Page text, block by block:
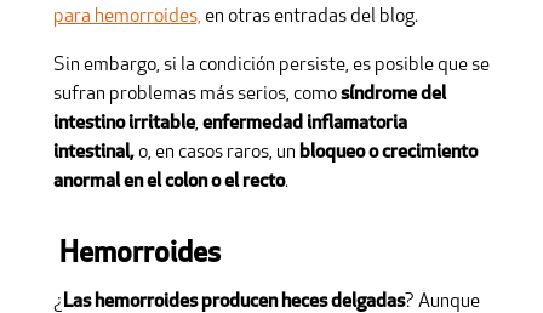
para hemorroides, en otras entradas del blog.
Sin embargo, si la condición persiste, es posible que se
sufran problemas más serios, comosíndrome del
intestino irritable, enfermedad inflamatoria
intestinal, o, en casos raros, un bloqueo o crecimiento
anormal en el colon o el recto.
Hemorroides
¿ Las hemorroides producen heces delgadas? Aunque